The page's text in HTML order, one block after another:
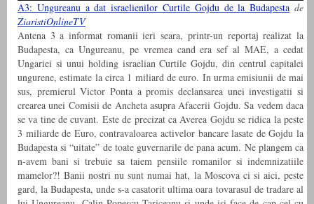
A3: Ungureanu a dat israelienilor Curtile Gojdu de la Budapesta de
ZiaristiOnlineTV
Antena 3 a informat romanii ieri seara, printr-un reportaj realizat la
Budapesta, ca Ungureanu, pe vremea cand era sef al MAE, a cedat
Ungariei si unui holding israelian Curtile Gojdu, din centrul capitalei
ungurene, estimate la circa 1 miliard de euro. In urma emisiunii de mai
sus, premierul Victor Ponta a promis declansarea unei investigatii si
crearea unei Comisii de Ancheta asupra Afacerii Gojdu. Sa vedem daca
se va tine de cuvant. Este de precizat ca Averea Gojdu se ridica la peste
3 miliarde de Euro, contravaloarea activelor bancare lasate de Gojdu la
Budapesta si “uitate” de toate guvernarile de pana acum. Ne plangem ca
n-avem bani si trebuie sa taiem pensiile romanilor si indemnizatiile
mamelor?! Banii nostri nu sunt numai hat, la Moscova ci si aici, peste
gard, la Budapesta, unde s-a casatorit ultima oara tovarasul de tradare al